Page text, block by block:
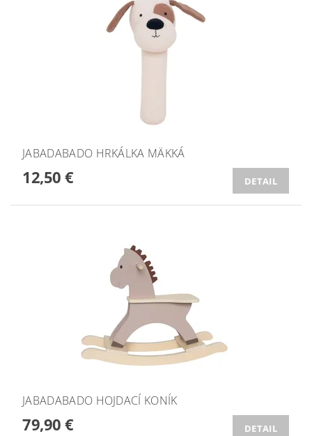
JABADABADO HRKÁLKA MÄKKÁ
12,50 € DETAIL
JABADABADO HOJDACÍ KONÍK
79,90 € DETAIL